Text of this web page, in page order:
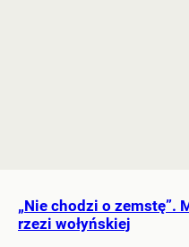
„Nie chodzi o zemstę”.
rzezi wołyńskiej